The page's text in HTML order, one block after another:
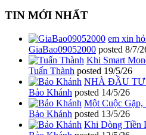
TIN MỚI NHẤT
em xin
GiaBao09052000 posted 8/7/
Khi Smart
Tuấn Thành posted 19/5/26
NHÀ ĐẦU TƯ
Bảo Khánh posted 14/5/26
Một Cuộc
Bảo Khánh posted 13/5/26
Khi Dòng Tiền